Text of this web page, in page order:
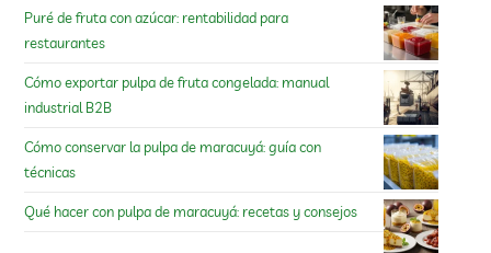
Puré de fruta con azúcar: rentabilidad para
restaurantes
Cómo exportar pulpa de fruta congelada: manual
industrial B2B
Cómo conservar la pulpa de maracuyá: guía con
técnicas
Qué hacer con pulpa de maracuyá: recetas y consejos